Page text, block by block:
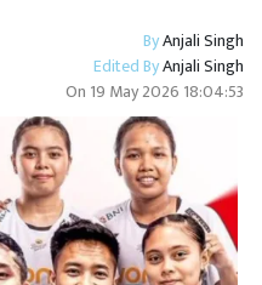
ByAnjali Singh
Edited ByAnjali Singh
On 19 May 2026 18:04:53